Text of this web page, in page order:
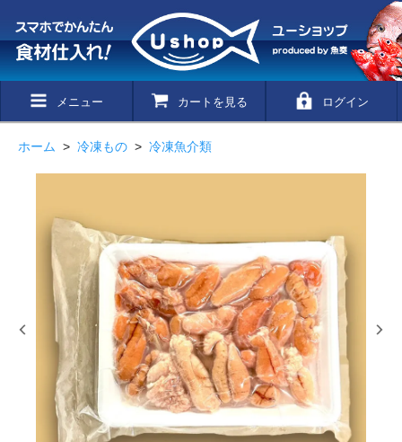
メニュー カートを見る ログイン
ホーム > 冷凍もの > 冷凍魚介類